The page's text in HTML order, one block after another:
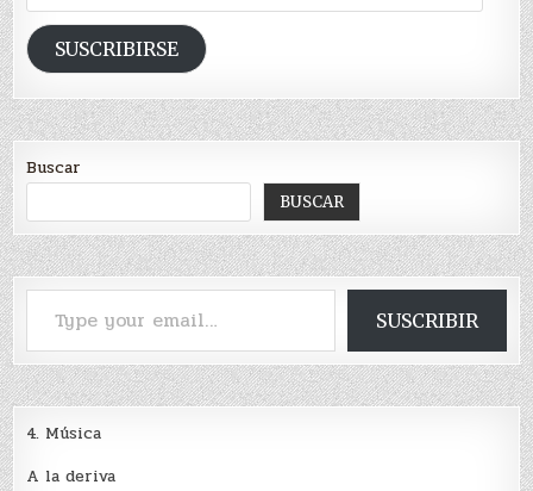
de
emailSUSCRIBIRSE
Buscar
BUSCAR
Type your email…
SUSCRIBIR
4. Música
A la deriva